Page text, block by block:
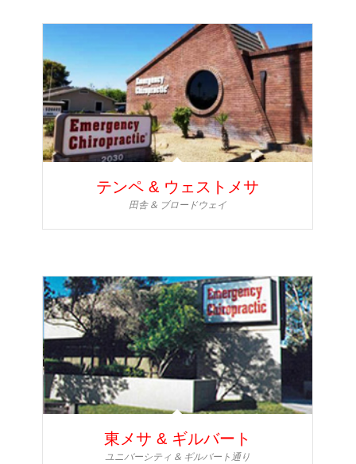
テンペ & ウェストメサ
田舎 & ブロードウェイ
東メサ & ギルバート
ユニバーシティ & ギルバート通り